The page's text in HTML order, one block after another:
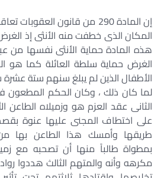
إن المادة 290 من قانون
المكان الذى خطفت منه الأنثى إذ
هذه المادة حماية الأنثى نفسها من
الغرض حماية سلطة العائلة كما
الأطفال الذين لم يبلغ سنهم ستة
لما كان ذلك ، وكان الحكم المطعون
الثانى عقد العزم هو وزميلاه الطاعن
على اختطاف المجنى عليها عنوة
طريقها وأمسك هذا الطاعن بها
بمطواة طالباً منها أن تصحبه مع
مكرهه وأنه والمتهم الثالث هددوا